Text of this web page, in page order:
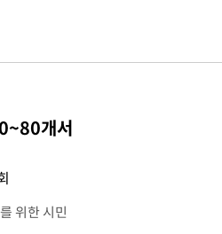
개서
위한 시민